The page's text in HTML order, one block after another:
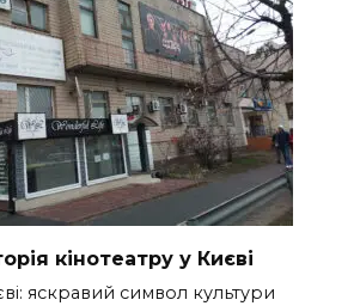
кінотеатру у Києві
яскравий символ культури